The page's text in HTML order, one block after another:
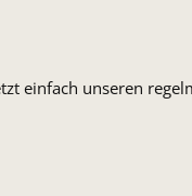
einfach unseren